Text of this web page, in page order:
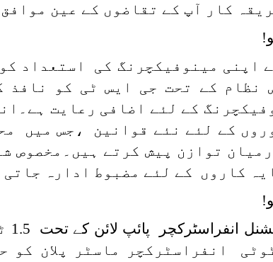
کار آپ کے تقاضوں کے عین
اپنی مینوفیکچرنگ کی استعداد
نظام کے تحت جی ایس ٹی کو
کے لئے اضافی رعایت
کے لئے نئے قوانین ،جس میں
توازن پیش کرتے
کاروں کے لئے مضبوط ادارہ
انفراسٹرکچر ماسٹر پلان